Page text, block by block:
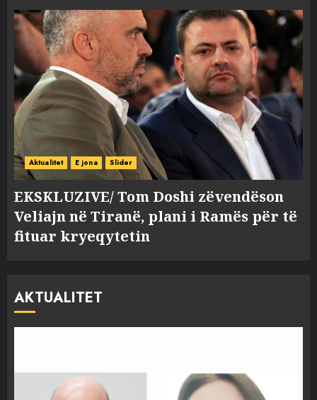
Aktualitet E jona Slider
EKSKLUZIVE/ Tom Doshi zëvendëson
Veliajn në Tiranë, plani i Ramës për të
fituar kryeqytetin
AKTUALITET